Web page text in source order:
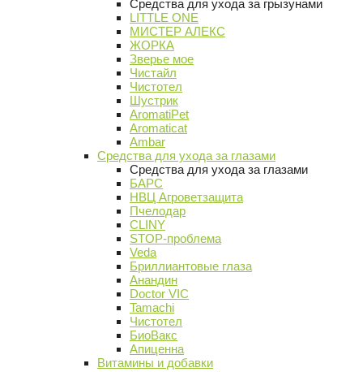
Средства для ухода за грызунами
LITTLE ONE
МИСТЕР АЛЕКС
ЖОРКА
Зверье мое
Чистайл
Чистотел
Шустрик
AromatiPet
Aromaticat
Ambar
Средства для ухода за глазами
Средства для ухода за глазами
БАРС
НВЦ Агроветзащита
Пчелодар
CLINY
STOP-проблема
Veda
Бриллиантовые глаза
Анандин
Doctor VIC
Tamachi
Чистотел
БиоВакс
Апиценна
Витамины и добавки